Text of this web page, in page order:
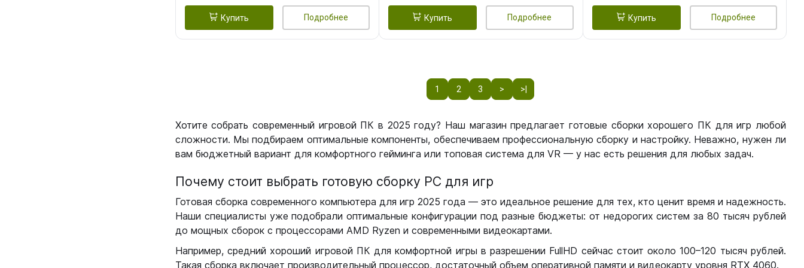
Купить Подробнее Купить Подробнее Купить Подробнее
1 2 3 > >|
Хотите собрать современный игровой ПК в 2025 году? Наш магазин предлагает готовые сборки хорошего ПК для игр любой
сложности. Мы подбираем оптимальные компоненты, обеспечиваем профессиональную сборку и настройку. Неважно, нужен ли
вам бюджетный вариант для комфортного гейминга или топовая система для VR — у нас есть решения для любых задач.
Почему стоит выбрать готовую сборку РС для игр
Готовая сборка современного компьютера для игр 2025 года — это идеальное решение для тех, кто ценит время и надежность.
Наши специалисты уже подобрали оптимальные конфигурации под разные бюджеты: от недорогих систем за 80 тысяч рублей
до мощных сборок с процессорами AMD Ryzen и современными видеокартами.
Например, средний хороший игровой ПК для комфортной игры в разрешении FullHD сейчас стоит около 100–120 тысяч рублей.
Такая сборка включает производительный процессор, достаточный объем оперативной памяти и видеокарту уровня RTX 4060.